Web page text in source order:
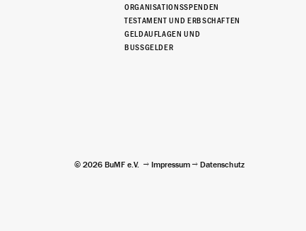
ORGANISATIONSSPENDEN
TESTAMENT UND ERBSCHAFTEN
GELDAUFLAGEN UND
BUSSGELDER
© 2026 BuMF e.V. Impressum Datenschutz